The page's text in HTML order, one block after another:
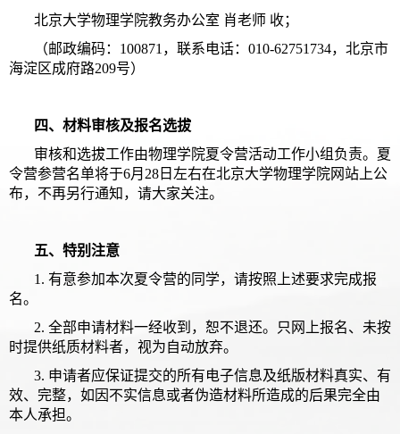
北京大学物理学院教务办公室 肖老师 收；
（邮政编码：100871，联系电话：010-62751734，北京市
海淀区成府路209号）
四、材料审核及报名选拔
审核和选拔工作由物理学院夏令营活动工作小组负责。夏
令营参营名单将于6月28日左右在北京大学物理学院网站上公
布，不再另行通知，请大家关注。
五、特别注意
1. 有意参加本次夏令营的同学，请按照上述要求完成报
名。
2. 全部申请材料一经收到，恕不退还。只网上报名、未按
时提供纸质材料者，视为自动放弃。
3. 申请者应保证提交的所有电子信息及纸版材料真实、有
效、完整，如因不实信息或者伪造材料所造成的后果完全由
本人承担。